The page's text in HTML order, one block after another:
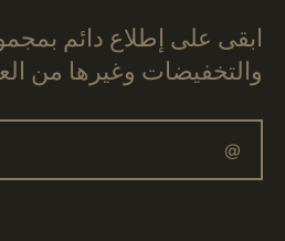
ابقى على إطلاع دائم
والتخفيضات وغيرها من